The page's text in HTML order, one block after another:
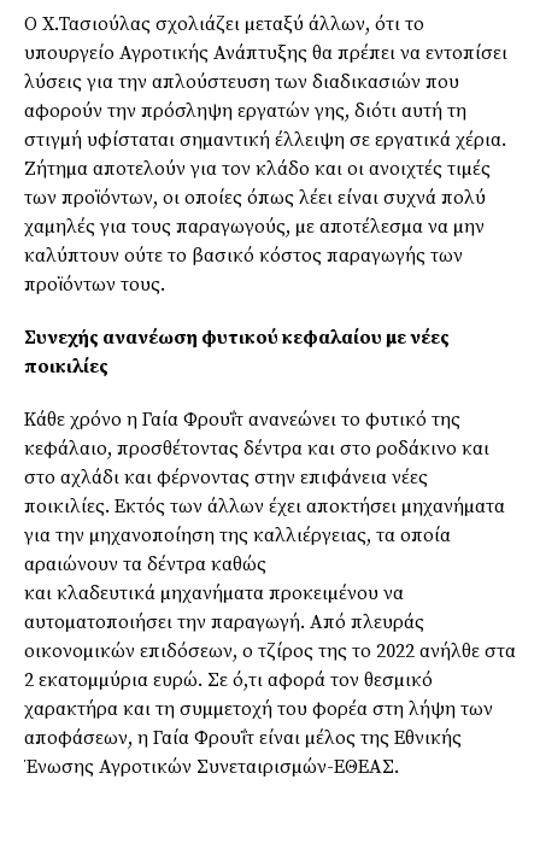
Ο Χ.Τασιούλας σχολιάζει µεταξύ άλλων, ότι το
υπουργείο Αγροτικής Ανάπτυξης θα πρέπει να εντοπίσει
λύσεις για την απλούστευση των διαδικασιών που
αφορούν την πρόσληψη εργατών γης, διότι αυτή τη
στιγµή υφίσταται σηµαντική έλλειψη σε εργατικά χέρια.
Ζήτηµα αποτελούν για τον κλάδο και οι ανοιχτές τιµές
των προϊόντων, οι οποίες όπως λέει είναι συχνά πολύ
χαµηλές για τους παραγωγούς, µε αποτέλεσµα να µην
καλύπτουν ούτε το βασικό κόστος παραγωγής των
προϊόντων τους.
Συνεχής ανανέωση φυτικού κεφαλαίου µε νέες
ποικιλίες
Κάθε χρόνο η Γαία Φρουΐτ ανανεώνει το φυτικό της
κεφάλαιο, προσθέτοντας δέντρα και στο ροδάκινο και
στο αχλάδι και φέρνοντας στην επιφάνεια νέες
ποικιλίες. Εκτός των άλλων έχει αποκτήσει µηχανήµατα
για την µηχανοποίηση της καλλιέργειας, τα οποία
αραιώνουν τα δέντρα καθώς
και κλαδευτικά µηχανήµατα προκειµένου να
αυτοµατοποιήσει την παραγωγή. Από πλευράς
οικονοµικών επιδόσεων, ο τζίρος της το 2022 ανήλθε στα
2 εκατοµµύρια ευρώ. Σε ό,τι αφορά τον θεσµικό
χαρακτήρα και τη συµµετοχή του φορέα στη λήψη των
αποφάσεων, η Γαία Φρουΐτ είναι µέλος της Εθνικής
Ένωσης Αγροτικών Συνεταιρισµών-ΕΘΕΑΣ.